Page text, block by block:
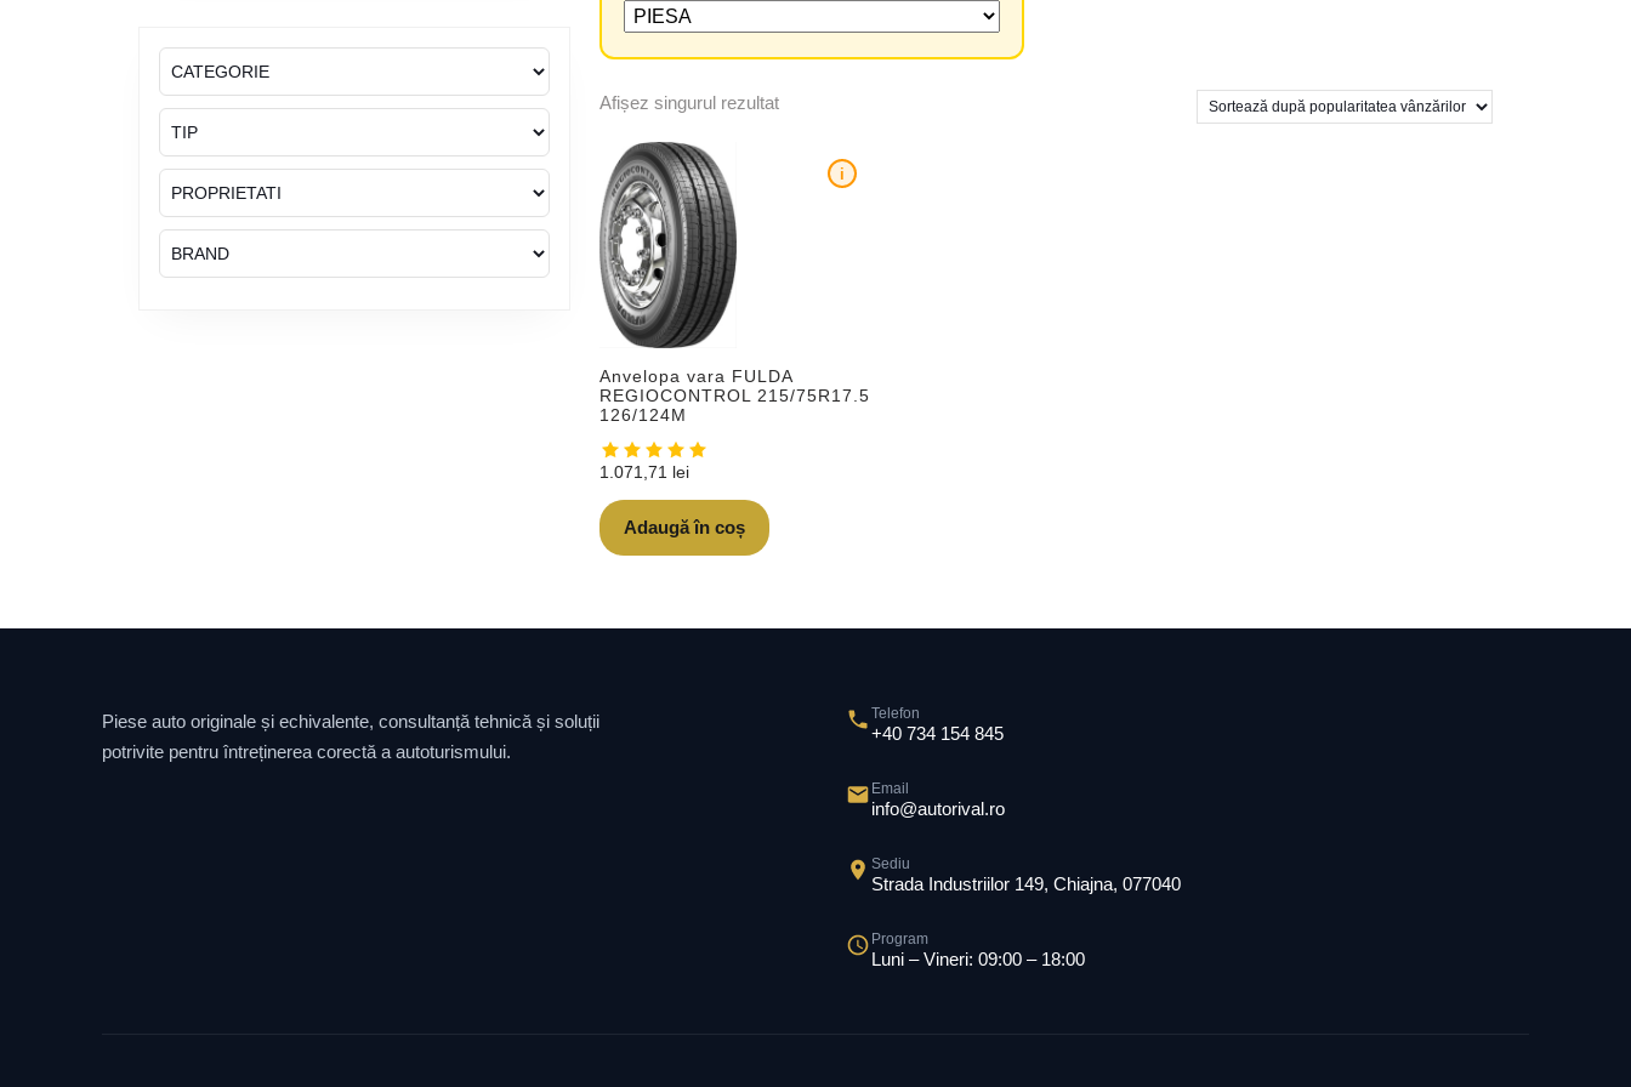
Afișez singurul rezultat
Anvelopa vara FULDA
REGIOCONTROL 215/75R17.5
126/124M
i
1.071,71 lei
Adaugă în coș
Piese auto originale și echivalente, consultanță tehnică și soluții
potrivite pentru întreținerea corectă a autoturismului.
Telefon
+40 734 154 845
Email
info@autorival.ro
Sediu
Strada Industriilor 149, Chiajna, 077040
Program
Luni – Vineri: 09:00 – 18:00